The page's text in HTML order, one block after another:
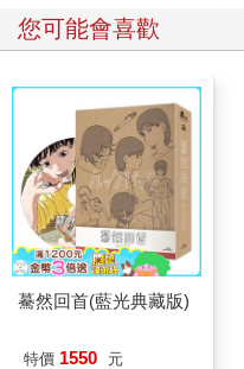
您可能會喜歡
驀然回首(藍光典藏版)
特價 1550 元